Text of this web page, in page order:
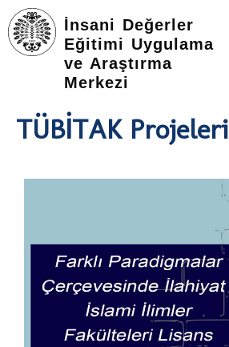
İnsani Değerler
Eğitimi Uygulama
ve Araştırma
Merkezi
ATABAUM
GIZLILIK POLITIKASI
TÜBİTAK Projeleri